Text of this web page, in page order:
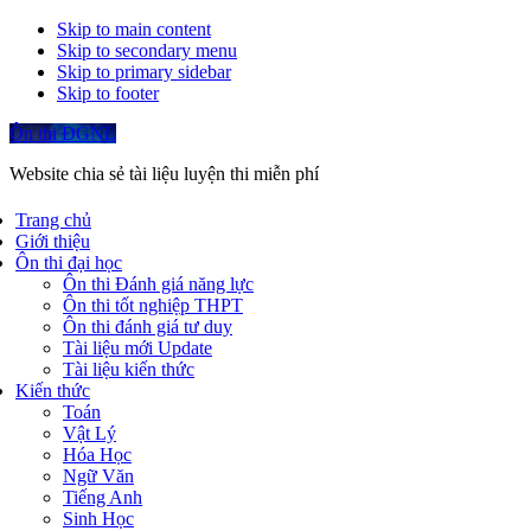
Skip to main content
Skip to secondary menu
Skip to primary sidebar
Skip to footer
Ôn thi ĐGNL
Website chia sẻ tài liệu luyện thi miễn phí
Trang chủ
Giới thiệu
Ôn thi đại học
Ôn thi Đánh giá năng lực
Ôn thi tốt nghiệp THPT
Ôn thi đánh giá tư duy
Tài liệu mới Update
Tài liệu kiến thức
Kiến thức
Toán
Vật Lý
Hóa Học
Ngữ Văn
Tiếng Anh
Sinh Học